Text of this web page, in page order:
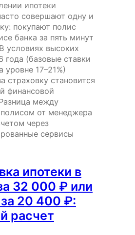
ипотеки
совершают одну и
покупают полис
банка за пять минут
условиях высоких
года (базовые ставки
уровне 17–21%)
страховку становится
финансовой
между
от менеджера
через
сервисы
ипотеки в
32 000 ₽ или
20 400 ₽:
расчет